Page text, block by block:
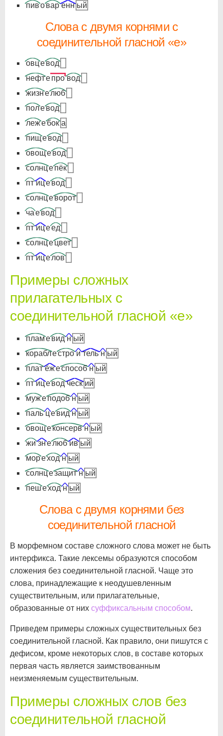
пивовар енн ый
Слова с двумя корнями с
соединительной гласной «е»
овцевод
нефтепро вод
жизнелюб
полевод
лежебок а
пищевод
овощевод
солнцепёк
пт ицевод
солнцеворот
чаевод
пт ицеед
солнцецвет
пт ицелов
Примеры сложных
прилагательных с
соединительной гласной «е»
пламевид н ый
кораблестро и тель н ый
плат ёжеспособ н ый
пт ицевод ческ ий
мужеподоб н ый
паль цевид н ый
овощеконсерв н ый
жи знелюб ив ый
мореход н ый
солнцезащит н ый
пешеход н ый
Cлова c двумя корнями без
соединительной гласной
В морфемном составе сложного слова может не быть
интерфикса. Такие лексемы образуются способом
сложения без соединительной гласной. Чаще это
слова, принадлежащие к неодушевленным
существительным, или прилагательные,
образованные от них суффиксальным способом.
Приведем примеры сложных существительных без
соединительной гласной. Как правило, они пишутся с
дефисом, кроме некоторых слов, в составе которых
первая часть является заимствованным
неизменяемым существительным.
Примеры сложных слов без
соединительной гласной